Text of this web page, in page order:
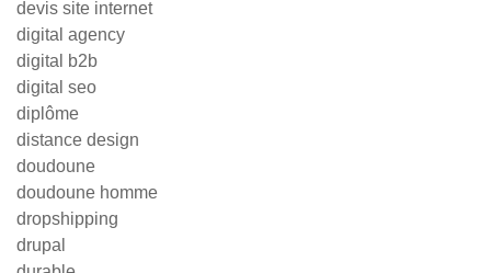
devis site internet
digital agency
digital b2b
digital seo
diplôme
distance design
doudoune
doudoune homme
dropshipping
drupal